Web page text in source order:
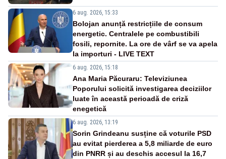
6 aug. 2026, 15:33
Bolojan anunță restricțiile de consum
energetic. Centralele pe combustibili
fosili, repornite. La ore de vârf se va apela
la importuri - LIVE TEXT
6 aug. 2026, 15:18
Ana Maria Păcuraru: Televiziunea
Poporului solicită investigarea deciziilor
luate în această perioadă de criză
enegetică
6 aug. 2026, 13:19
Sorin Grindeanu susține că voturile PSD
au evitat pierderea a 5,8 miliarde de euro
din PNRR și au deschis accesul la 16,7